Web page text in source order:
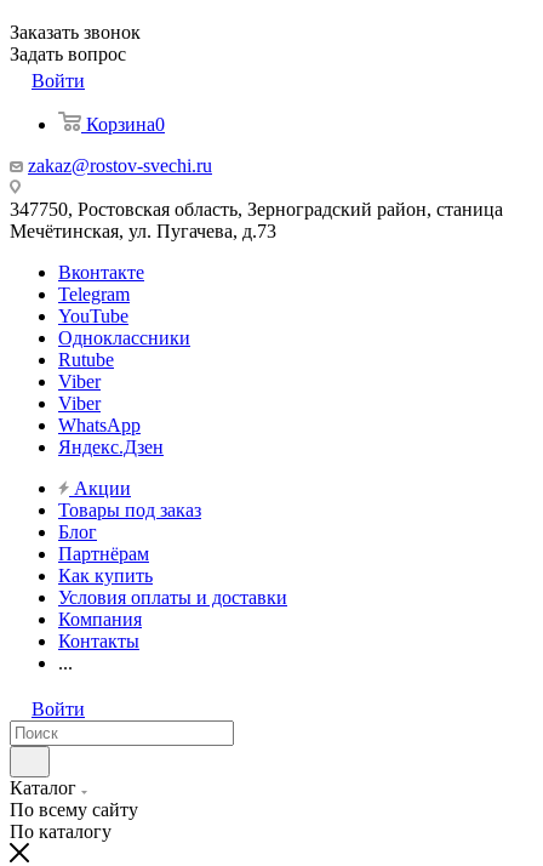
Заказать звонок
Задать вопрос
Войти
Корзина0
zakaz@rostov-svechi.ru
347750, Ростовская область, Зерноградский район, станица
Мечётинская, ул. Пугачева, д.73
Вконтакте
Telegram
YouTube
Одноклассники
Rutube
Viber
Viber
WhatsApp
Яндекс.Дзен
Акции
Товары под заказ
Блог
Партнёрам
Как купить
Условия оплаты и доставки
Компания
Контакты
...
Войти
Каталог
По всему сайту
По каталогу